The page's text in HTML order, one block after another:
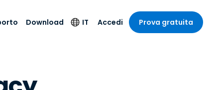
e un
di
tecnico
Download IT Accedi Prova gratuita